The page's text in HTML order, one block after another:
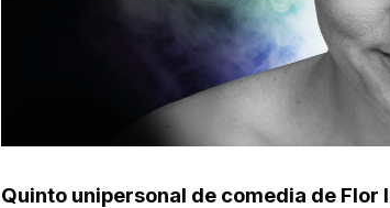
Quinto unipersonal de comedia de Flor